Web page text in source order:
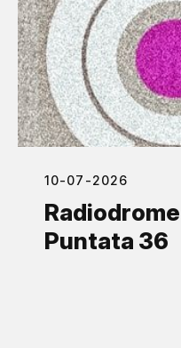
10-07-2026
Puntata 36